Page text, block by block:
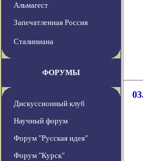
Альмагест
Запечатленная Россия
Сталиниана
ФОРУМЫ
Дискуссионный клуб
Научный форум
Форум "Русская идея"
Форум "Курск"